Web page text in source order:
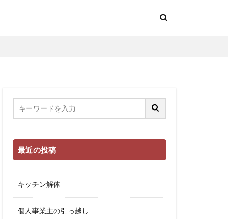
最近の投稿
キッチン解体
個人事業主の引っ越し